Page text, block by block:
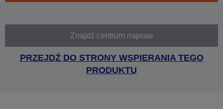
Znajdź centrum napraw
PRZEJDŹ DO STRONY WSPIERANIA TEGO
PRODUKTU